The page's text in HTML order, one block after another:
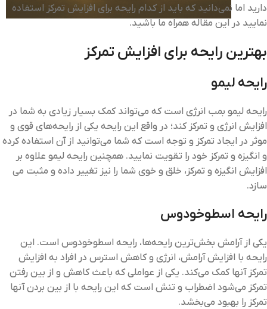
دارید اما نمی‌دانید که باید از کدام رایحه برای افزایش تمرکز استفاده
نمایید در این مقاله همراه ما باشید.
بهترین رایحه برای افزایش تمرکز
رایحه لیمو
رایحه لیمو بمب انرژی است که می‌تواند کمک بسیار زیادی به شما در
افزایش انرژی و تمرکز کند؛ در واقع این رایحه یکی از رایحه‌های قوی و
موثر در ایجاد تمرکز و توجه است که شما می‌توانید از آن استفاده کرده
و انگیزه و تمرکز خود را تقویت نمایید. همچنین رایحه لیمو علاوه بر
افزایش انگیزه و تمرکز، خلق و خوی شما را نیز تغییر داده و مثبت می
سازد.
رایحه اسطوخودوس
یکی از آرامش بخش‌ترین رایحه‌ها، رایحه اسطوخودوس است. این
رایحه با افزایش آرامش، انرژی و کاهش استرس در افراد به افزایش
تمرکز آنها کمک می‌کند. یکی از عواملی که باعث کاهش و از بین رفتن
تمرکز می‌شود اضطراب و تنش است که این رایحه با از بین بردن آنها
تمرکز را بهبود می‌بخشد.